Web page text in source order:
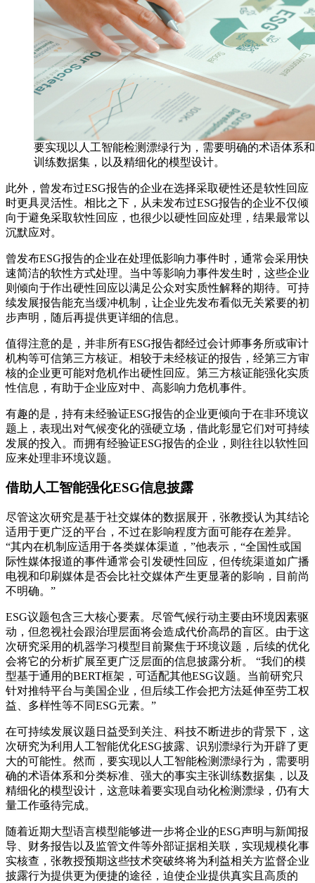
要实现以人工智能检测漂绿行为，需要明确的术语体系
训练数据集，以及精细化的模型设计。
此外，曾发布过ESG报告的企业在选择采取硬性还是软性回应
时更具灵活性。相比之下，从未发布过ESG报告的企业不仅倾
向于避免采取软性回应，也很少以硬性回应处理，结果最常以
沉默应对。
曾发布ESG报告的企业在处理低影响力事件时，通常会采用快
速简洁的软性方式处理。当中等影响力事件发生时，这些企业
则倾向于作出硬性回应以满足公众对实质性解释的期待。可持
续发展报告能充当缓冲机制，让企业先发布看似无关紧要的初
步声明，随后再提供更详细的信息。
值得注意的是，并非所有ESG报告都经过会计师事务所或审计
机构等可信第三方核证。相较于未经核证的报告，经第三方审
核的企业更可能对危机作出硬性回应。第三方核证能强化实质
性信息，有助于企业应对中、高影响力危机事件。
有趣的是，持有未经验证ESG报告的企业更倾向于在非环境议
题上，表现出对气候变化的强硬立场，借此彰显它们对可持续
发展的投入。而拥有经验证ESG报告的企业，则往往以软性回
应来处理非环境议题。
借助人工智能强化ESG信息披露
尽管这次研究是基于社交媒体的数据展开，张教授认为其结论
适用于更广泛的平台，不过在影响程度方面可能存在差异。
“其内在机制应适用于各类媒体渠道，”他表示，“全国性或国
际性媒体报道的事件通常会引发硬性回应，但传统渠道如广播
电视和印刷媒体是否会比社交媒体产生更显著的影响，目前尚
不明确。”
ESG议题包含三大核心要素。尽管气候行动主要由环境因素驱
动，但忽视社会跟治理层面将会造成代价高昂的盲区。由于这
次研究采用的机器学习模型目前聚焦于环境议题，后续的优化
会将它的分析扩展至更广泛层面的信息披露分析。 “我们的模
型基于通用的BERT框架，可适配其他ESG议题。当前研究只
针对推特平台与美国企业，但后续工作会把方法延伸至劳工权
益、多样性等不同ESG元素。”
在可持续发展议题日益受到关注、科技不断进步的背景下，这
次研究为利用人工智能优化ESG披露、识别漂绿行为开辟了更
大的可能性。然而，要实现以人工智能检测漂绿行为，需要明
确的术语体系和分类标准、强大的事实主张训练数据集，以及
精细化的模型设计，这意味着要实现自动化检测漂绿，仍有大
量工作亟待完成。
随着近期大型语言模型能够进一步将企业的ESG声明与新闻报
导、财务报告以及监管文件等外部证据相关联，实现规模化事
实核查，张教授预期这些技术突破终将为利益相关方监督企业
披露行为提供更为便捷的途径，迫使企业提供真实且高质的